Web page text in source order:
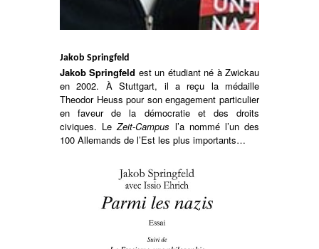
Jakob Springfeld
Jakob Springfeld est un étudiant né à Zwickau
en 2002. À Stuttgart, il a reçu la médaille
Theodor Heuss pour son engagement particulier
en faveur de la démocratie et des droits
civiques. LeZeit-Campus l’a nommé l’un des
100 Allemands de l’Est les plus importants…